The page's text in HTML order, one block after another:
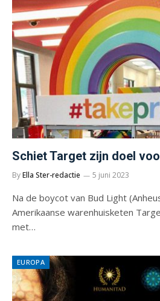
Schiet Target zijn doel
ByElla Ster-redactie 5 juni 2023
Na de boycot van Bud Light
Amerikaanse warenhuisketen
met…
EUROPA